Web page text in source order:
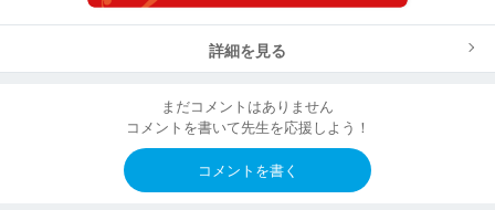
詳細を見る
まだコメントはありません
コメントを書いて先生を応援しよう！
コメントを書く